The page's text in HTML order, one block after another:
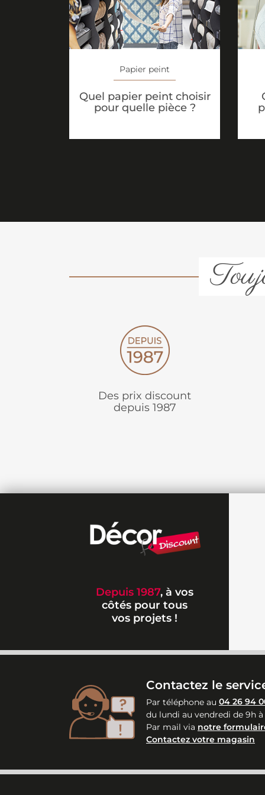
Papier peint
Quel papier peint choisir
pour quelle pièce ?
Des prix discount
depuis 1987
Depuis 1987, à vos
côtés pour tous
vos projets !
Contactez le
Par téléphone au 04 26 94
du lundi au vendredi de 9h à
Par mail via notre
Contactez votre magasin